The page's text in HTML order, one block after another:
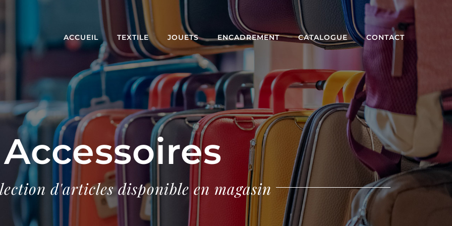
ACCUEIL TEXTILE JOUETS ENCADREMENT CATALOGUE CONTACT
Accessoires
d'articles disponible en magasin